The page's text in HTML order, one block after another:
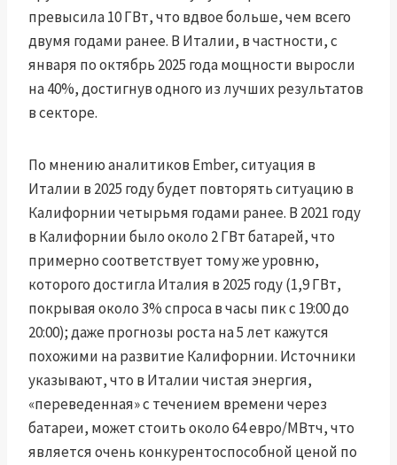
превысила 10 ГВт, что вдвое больше, чем всего
двумя годами ранее. В Италии, в частности, с
января по октябрь 2025 года мощности выросли
на 40%, достигнув одного из лучших результатов
в секторе.
По мнению аналитиков Ember, ситуация в
Италии в 2025 году будет повторять ситуацию в
Калифорнии четырьмя годами ранее. В 2021 году
в Калифорнии было около 2 ГВт батарей, что
примерно соответствует тому же уровню,
которого достигла Италия в 2025 году (1,9 ГВт,
покрывая около 3% спроса в часы пик с 19:00 до
20:00); даже прогнозы роста на 5 лет кажутся
похожими на развитие Калифорнии. Источники
указывают, что в Италии чистая энергия,
«переведенная» с течением времени через
батареи, может стоить около 64 евро/МВтч, что
является очень конкурентоспособной ценой по